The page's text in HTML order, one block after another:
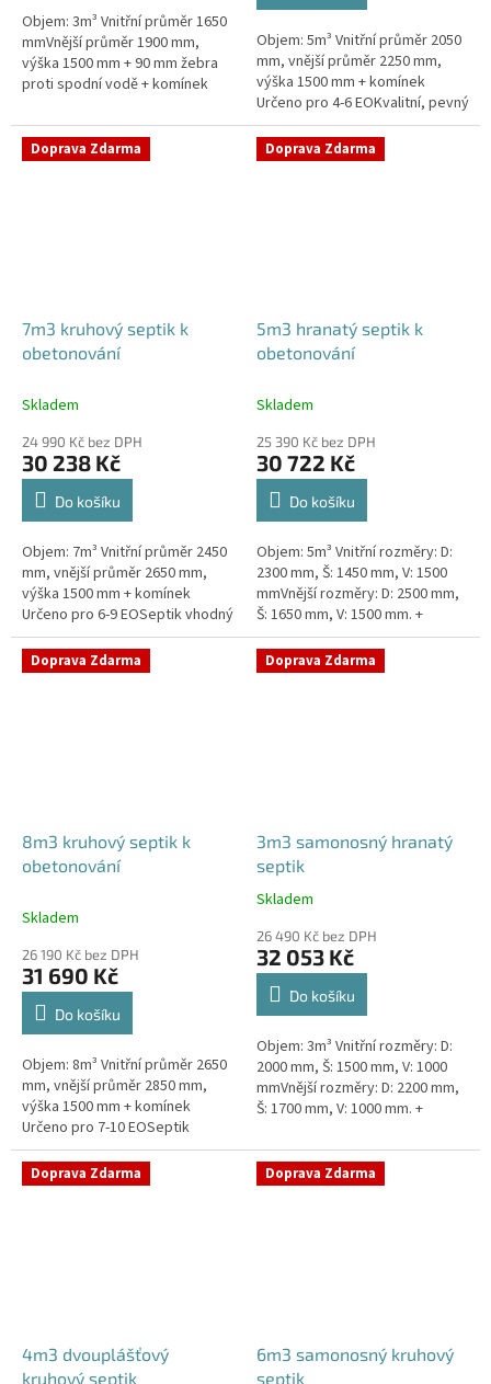
hvězdiček.
Objem: 3m³ Vnitřní průměr 1650
mmVnější průměr 1900 mm,
výška 1500 mm + 90 mm žebra
proti spodní vodě + komínek
septik vhodný do míst s
vysokou...
Objem: 5m³ Vnitřní průměr 2050
mm, vnější průměr 2250 mm,
výška 1500 mm + komínek
Určeno pro 4-6 EOKvalitní, pevný
septik bez potřeby
obetonováníPrůměr a pozici
přítoku a odtoku...
Doprava Zdarma
7m3 kruhový septik k
obetonování
Skladem
24 990 Kč bez DPH
30 238 Kč
Do košíku
Objem: 7m³ Vnitřní průměr 2450
mm, vnější průměr 2650 mm,
výška 1500 mm + komínek
Určeno pro 6-9 EOSeptik vhodný
pod parkovací stání,
komunikace a do jílovité
zeminyPrůměr...
Doprava Zdarma
5m3 hranatý septik k
obetonování
Skladem
25 390 Kč bez DPH
30 722 Kč
Do košíku
Objem: 5m³ Vnitřní rozměry: D:
2300 mm, Š: 1450 mm, V: 1500
mmVnější rozměry: D: 2500 mm,
Š: 1650 mm, V: 1500 mm. +
komínek Určeno pro 4-6
EOSeptik vhodný pod parkovací
stání,...
Doprava Zdarma
8m3 kruhový septik k
obetonování
Skladem
26 190 Kč bez DPH
31 690 Kč
Do košíku
Objem: 8m³ Vnitřní průměr 2650
mm, vnější průměr 2850 mm,
výška 1500 mm + komínek
Určeno pro 7-10 EOSeptik
vhodný pod parkovací stání,
komunikace a do jílovité...
Doprava Zdarma
3m3 samonosný hranatý
septik
Průměrné
produktu
je
4,3
hvězdiček.
Skladem
26 490 Kč bez DPH
32 053 Kč
Do košíku
Objem: 3m³ Vnitřní rozměry: D:
2000 mm, Š: 1500 mm, V: 1000
mmVnější rozměry: D: 2200 mm,
Š: 1700 mm, V: 1000 mm. +
EOKvalitní, pevný septik bez
potřeby...
Doprava Zdarma
4m3 dvouplášťový
kruhový septik
Doprava Zdarma
6m3 samonosný kruhový
septik